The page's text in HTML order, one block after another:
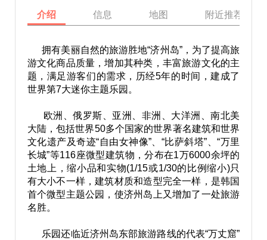
介绍 信息 地图 附近推荐景点
拥有美丽自然的旅游胜地“济州岛”，为了提高旅
游文化商品质量，增加其种类，丰富旅游文化的主
题，满足游客们的需求，历经5年的时间，建成了
世界第7大迷你主题乐园。
欧洲、俄罗斯、亚洲、非洲、大洋洲、南北美
大陆，包括世界50多个国家的世界著名建筑和世界
文化遗产及奇迹“自由女神像”、“比萨斜塔”、“万里
长城”等116座微型建筑物，分布在1万6000余坪的
土地上，缩小品和实物(1/15或1/30的比例缩小)只
有大小不一样，建筑材质和造型完全一样，是韩国
首个微型主题公园，使济州岛上又增加了一处旅游
名胜。
乐园还临近济州岛东部旅游路线的代表“万丈窟”